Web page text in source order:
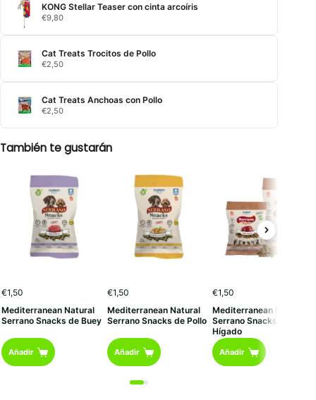
KONG Stellar Teaser con cinta arcoíris
€9,80
Cat Treats Trocitos de Pollo
€2,50
Cat Treats Anchoas con Pollo
€2,50
También te gustarán
€1,50
Mediterranean Natural
Serrano Snacks de Buey
Añadir
€1,50
Mediterranean Natural
Serrano Snacks de Pollo
Añadir
€1,50
Mediterranean Natural
Serrano Snacks de
Hígado
Añadir